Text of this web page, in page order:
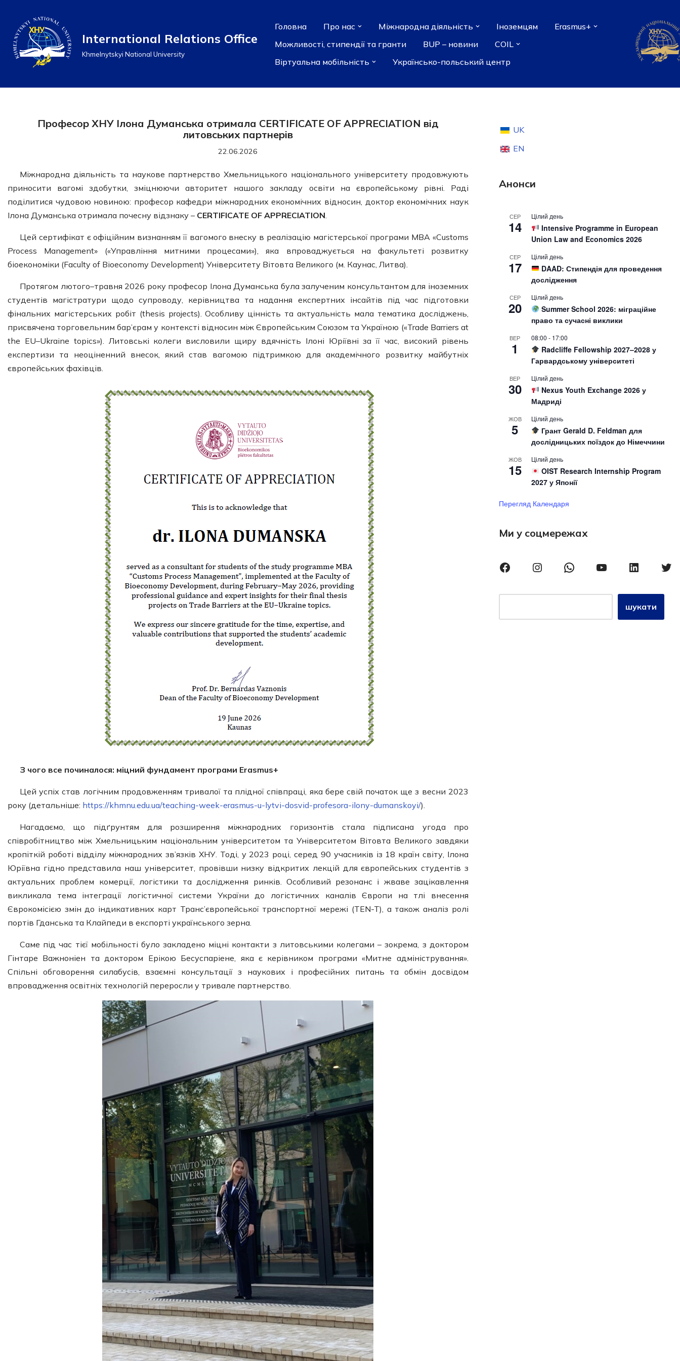
Перейти
до
вмісту
International Relations Office
Khmelnytskyi National University
Головна Про нас Міжнародна діяльність Іноземцям
Erasmus+
Можливості, стипендії та гранти
BUP – новини
COIL
Віртуальна мобільність
Українсько-польський центр
Професор ХНУ Ілона Думанська отримала CERTIFICATE OF APPRECIATION від
литовських партнерів
22.06.2026
Міжнародна діяльність та наукове партнерство Хмельницького національного університету продовжують
приносити вагомі здобутки, зміцнюючи авторитет нашого закладу освіти на європейському рівні. Раді
поділитися чудовою новиною: професор кафедри міжнародних економічних відносин, доктор економічних наук
Ілона Думанська отримала почесну відзнаку – CERTIFICATE OF APPRECIATION.
Цей сертифікат є офіційним визнанням її вагомого внеску в реалізацію магістерської програми MBA «Customs
Process Management» («Управління митними процесами»), яка впроваджується на факультеті розвитку
біоекономіки (Faculty of Bioeconomy Development) Університету Вітовта Великого (м. Каунас, Литва).
Протягом лютого–травня 2026 року професор Ілона Думанська була залученим консультантом для іноземних
студентів магістратури щодо супроводу, керівництва та надання експертних інсайтів під час підготовки
фінальних магістерських робіт (thesis projects). Особливу цінність та актуальність мала тематика досліджень,
присвячена торговельним бар’єрам у контексті відносин між Європейським Союзом та Україною («Trade Barriers at
the EU–Ukraine topics»). Литовські колеги висловили щиру вдячність Ілоні Юріївні за її час, високий рівень
експертизи та неоціненний внесок, який став вагомою підтримкою для академічного розвитку майбутніх
європейських фахівців.
З чого все починалося: міцний фундамент програми Erasmus+
Цей успіх став логічним продовженням тривалої та плідної співпраці, яка бере свій початок ще з весни 2023
року (детальніше: https://khmnu.edu.ua/teaching-week-erasmus-u-lytvi-dosvid-profesora-ilony-dumanskoyi/).
Нагадаємо, що підґрунтям для розширення міжнародних горизонтів стала підписана угода про
співробітництво між Хмельницьким національним університетом та Університетом Вітовта Великого завдяки
кропіткій роботі відділу міжнародних зв’язків ХНУ. Тоді, у 2023 році, серед 90 учасників із 18 країн світу, Ілона
Юріївна гідно представила наш університет, провівши низку відкритих лекцій для європейських студентів з
актуальних проблем комерції, логістики та дослідження ринків. Особливий резонанс і жваве зацікавлення
викликала тема інтеграції логістичної системи України до логістичних каналів Європи на тлі внесення
Єврокомісією змін до індикативних карт Транс’європейської транспортної мережі (TEN-T), а також аналіз ролі
портів Гданська та Клайпеди в експорті українського зерна.
Саме під час тієї мобільності було закладено міцні контакти з литовськими колегами – зокрема, з доктором
Гінтаре Важноніен та доктором Ерікою Бесуспаріене, яка є керівником програми «Митне адміністрування».
Спільні обговорення силабусів, взаємні консультації з наукових і професійних питань та обмін досвідом
впровадження освітніх технологій переросли у тривале партнерство.
UK
EN
Анонси
СЕР
14
Цілий день
Intensive Programme in European
Union Law and Economics 2026
СЕР
17
Цілий день
DAAD: Стипендія для проведення
дослідження
СЕР
20
Цілий день
Summer School 2026: міграційне
право та сучасні виклики
ВЕР
1
08:00 - 17:00
Radcliffe Fellowship 2027–2028 у
Гарвардському університеті
ВЕР
30
Цілий день
Nexus Youth Exchange 2026 у
Мадриді
ЖОВ
5
Цілий день
Грант Gerald D. Feldman для
дослідницьких поїздок до Німеччини
ЖОВ
15
Цілий день
OIST Research Internship Program
2027 у Японії
Перегляд Календаря
Ми у соцмережах
шукати